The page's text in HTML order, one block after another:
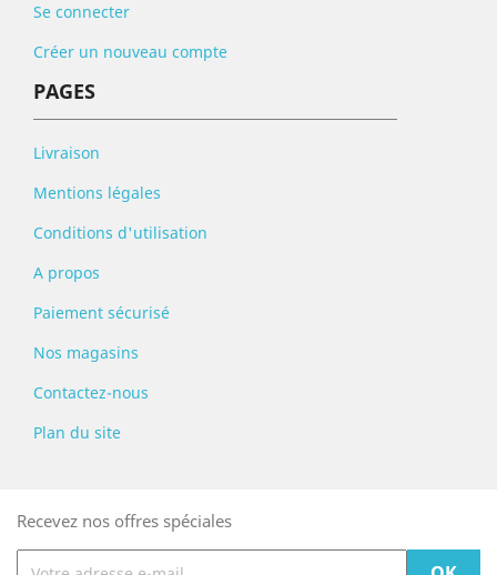
Se connecter
Créer un nouveau compte
PAGES
Livraison
Mentions légales
Conditions d'utilisation
A propos
Paiement sécurisé
Nos magasins
Contactez-nous
Plan du site
Recevez nos offres spéciales